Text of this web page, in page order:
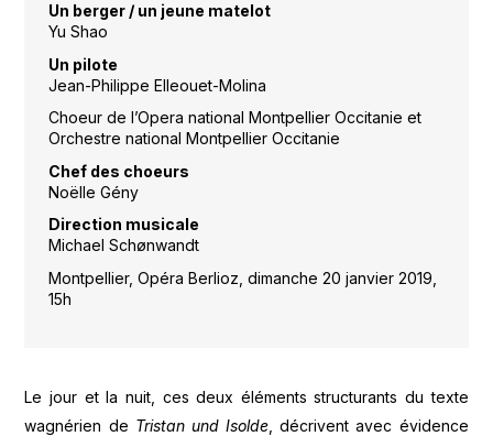
Un berger / un jeune matelot
Yu Shao
Un pilote
Jean-Philippe Elleouet-Molina
Choeur de l’Opera national Montpellier Occitanie et
Orchestre national Montpellier Occitanie
Chef des choeurs
Noëlle Gény
Direction musicale
Michael Schønwandt
Montpellier, Opéra Berlioz, dimanche 20 janvier 2019,
15h
Le jour et la nuit, ces deux éléments structurants du texte
wagnérien de Tristan und Isolde, décrivent avec évidence